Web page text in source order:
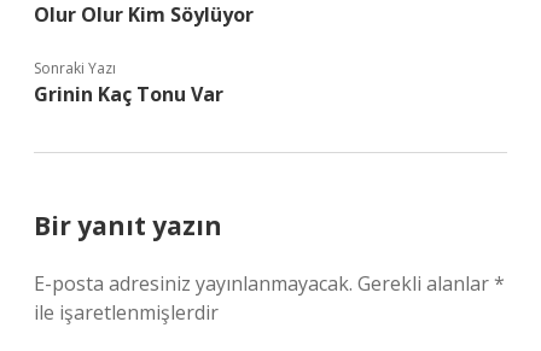
Olur Olur Kim Söylüyor
Sonraki Yazı
Grinin Kaç Tonu Var
Bir yanıt yazın
E-posta adresiniz yayınlanmayacak. Gerekli alanlar*
ile işaretlenmişlerdir